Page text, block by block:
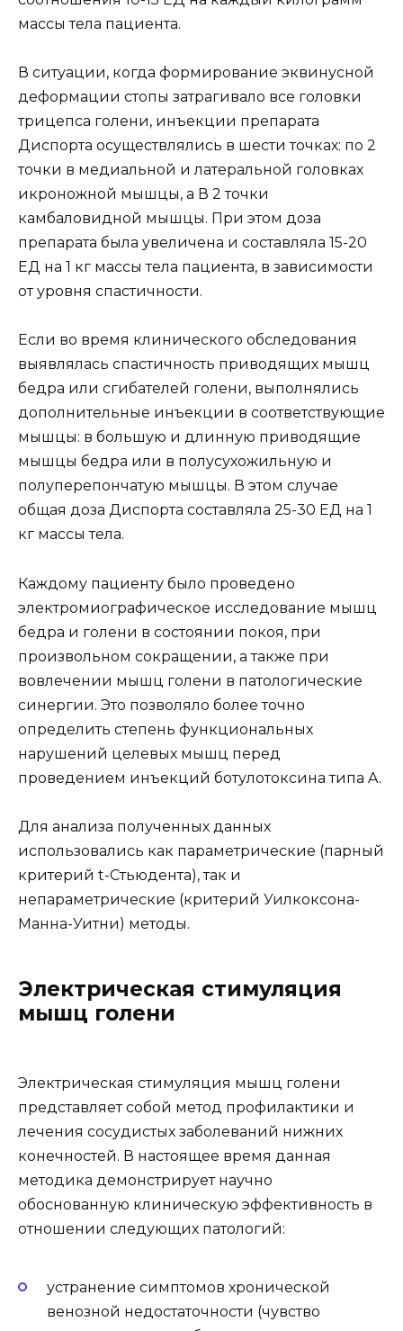
массы тела пациента.
В ситуации, когда формирование эквинусной
деформации стопы затрагивало все головки
трицепса голени, инъекции препарата
Диспорта осуществлялись в шести точках: по 2
точки в медиальной и латеральной головках
икроножной мышцы, а В 2 точки
камбаловидной мышцы. При этом доза
препарата была увеличена и составляла 15-20
ЕД на 1 кг массы тела пациента, в зависимости
от уровня спастичности.
Если во время клинического обследования
выявлялась спастичность приводящих мышц
бедра или сгибателей голени, выполнялись
дополнительные инъекции в соответствующие
мышцы: в большую и длинную приводящие
мышцы бедра или в полусухожильную и
полуперепончатую мышцы. В этом случае
общая доза Диспорта составляла 25-30 ЕД на 1
кг массы тела.
Каждому пациенту было проведено
электромиографическое исследование мышц
бедра и голени в состоянии покоя, при
произвольном сокращении, а также при
вовлечении мышц голени в патологические
синергии. Это позволяло более точно
определить степень функциональных
нарушений целевых мышц перед
проведением инъекций ботулотоксина типа A.
Для анализа полученных данных
использовались как параметрические (парный
критерий t-Стьюдента), так и
непараметрические (критерий Уилкоксона-
Манна-Уитни) методы.
Электрическая стимуляция
мышц голени
Электрическая стимуляция мышц голени
представляет собой метод профилактики и
лечения сосудистых заболеваний нижних
конечностей. В настоящее время данная
методика демонстрирует научно
обоснованную клиническую эффективность в
отношении следующих патологий:
устранение симптомов хронической
венозной недостаточности (чувство